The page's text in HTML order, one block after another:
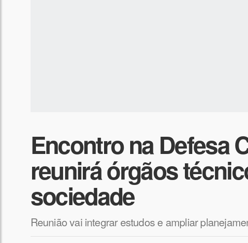
Encontro na Defesa
reunirá órgãos
sociedade
Reunião vai integrar estudos e ampliar